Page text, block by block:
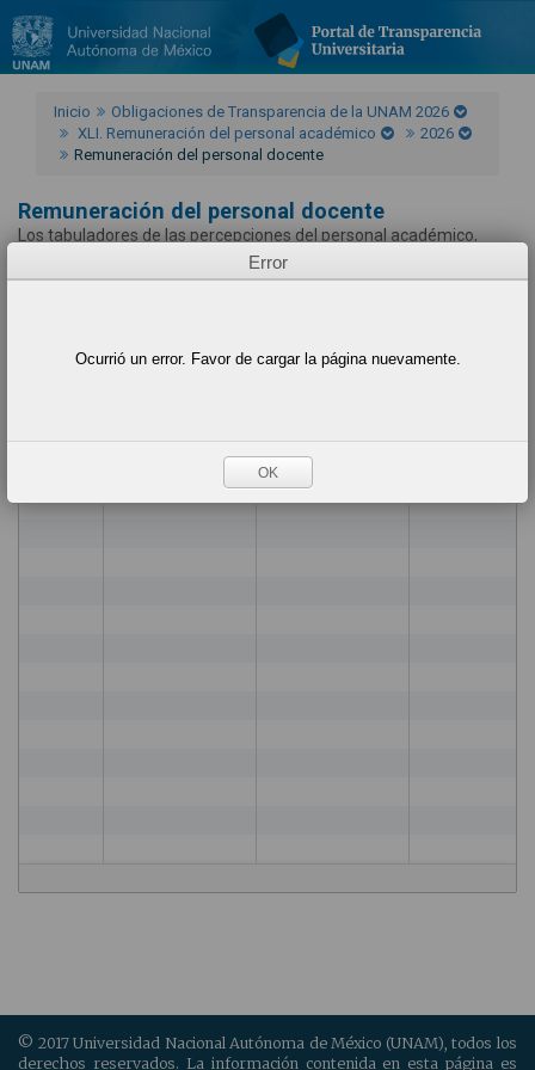
Inicio
Obligaciones de Transparencia de la UNAM 2026
XLI. Remuneración del personal académico
2026
Remuneración del personal docente
Remuneración del personal docente
Los tabuladores de las percepciones del personal académico,
incluyendo las áreas de conocimiento, la denominación del
programa, el periodo de vigencia, los objetivos y alcances.
© 2017 Universidad Nacional Autónoma de México (UNAM), todos los
derechos reservados. La información contenida en esta página es
Error
Ocurrió un error. Favor de cargar la página nuevamente.
OK